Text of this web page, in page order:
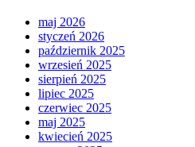
maj 2026
styczeń 2026
październik 2025
wrzesień 2025
sierpień 2025
lipiec 2025
czerwiec 2025
maj 2025
kwiecień 2025